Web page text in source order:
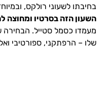
בחיבתו לשעוני רולקס,
השעון הזה בסרטיו ומחוצה
מעמדו כסמל סטייל. הבחירה
שלו – הרפתקני, ספורטיבי